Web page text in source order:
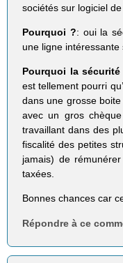
sociétés sur logiciel
Pourquoi ?: oui la
une ligne intéressante
Pourquoi la sécurité
est tellement pourri
dans une grosse
avec un gros
travaillant dans des
fiscalité des petites
jamais) de
taxées.
Bonnes chances car
Répondre à ce